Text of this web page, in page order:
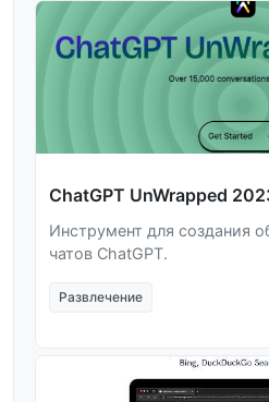
ChatGPT UnWrapped
Инструмент для создания
чатов ChatGPT.
Развлечение